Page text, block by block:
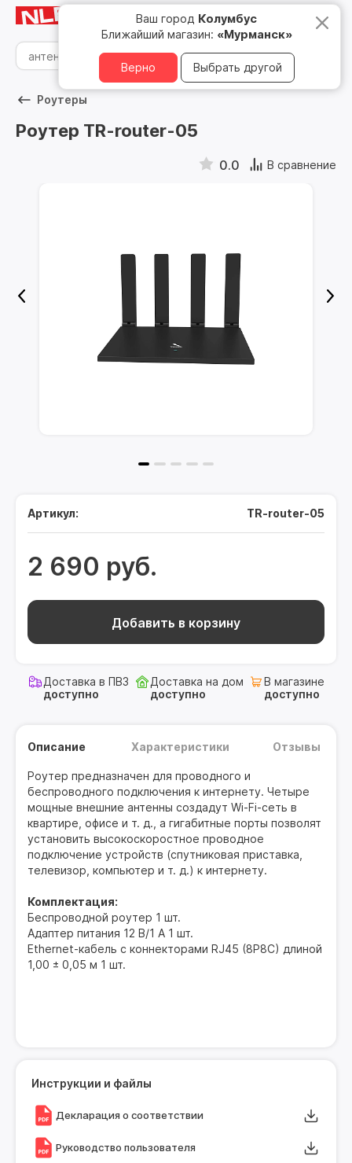
Мурманск
Ваш город Колумбус
Ближайший магазин: «Мурманск»
Верно Выбрать другой
8 800 500 05 15
Роутеры
Роутер TR-router-05
0.0 В сравнение
Артикул: TR-router-05
2 690 руб.
Добавить в корзину
Доставка в ПВЗ
доступно
Доставка на дом
доступно
В магазине
доступно
Описание
Роутер предназначен для проводного и
беспроводного подключения к интернету. Четыре
мощные внешние антенны создадут Wi-Fi-сеть в
квартире, офисе и т. д., а гигабитные порты позволят
установить высокоскоростное проводное
подключение устройств (спутниковая приставка,
телевизор, компьютер и т. д.) к интернету.
Комплектация:
Беспроводной роутер 1 шт.
Адаптер питания 12 В/1 А 1 шт.
Ethernet-кабель с коннекторами RJ45 (8P8C) длиной
1,00 ± 0,05 м 1 шт.
Характеристики Отзывы
Инструкции и файлы
Декларация о соответствии
Руководство пользователя